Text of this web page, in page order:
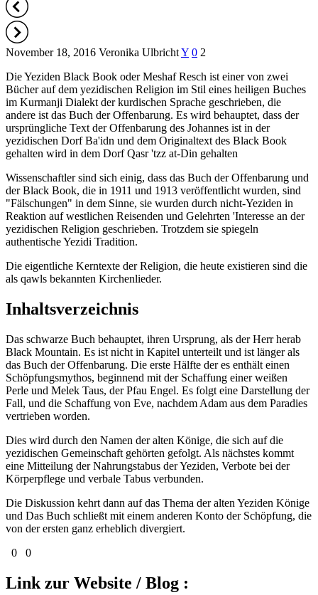
November 18, 2016 Veronika UlbrichtY 0 2
Die Yeziden Black Book oder Meshaf Resch ist einer von zwei
Bücher auf dem yezidischen Religion im Stil eines heiligen Buches
im Kurmanji Dialekt der kurdischen Sprache geschrieben, die
andere ist das Buch der Offenbarung. Es wird behauptet, dass der
ursprüngliche Text der Offenbarung des Johannes ist in der
yezidischen Dorf Ba'idn und dem Originaltext des Black Book
gehalten wird in dem Dorf Qasr 'tzz at-Din gehalten
Wissenschaftler sind sich einig, dass das Buch der Offenbarung und
der Black Book, die in 1911 und 1913 veröffentlicht wurden, sind
"Fälschungen" in dem Sinne, sie wurden durch nicht-Yeziden in
Reaktion auf westlichen Reisenden und Gelehrten 'Interesse an der
yezidischen Religion geschrieben. Trotzdem sie spiegeln
authentische Yezidi Tradition.
Die eigentliche Kerntexte der Religion, die heute existieren sind die
als qawls bekannten Kirchenlieder.
Inhaltsverzeichnis
Das schwarze Buch behauptet, ihren Ursprung, als der Herr herab
Black Mountain. Es ist nicht in Kapitel unterteilt und ist länger als
das Buch der Offenbarung. Die erste Hälfte der es enthält einen
Schöpfungsmythos, beginnend mit der Schaffung einer weißen
Perle und Melek Taus, der Pfau Engel. Es folgt eine Darstellung der
Fall, und die Schaffung von Eve, nachdem Adam aus dem Paradies
vertrieben worden.
Dies wird durch den Namen der alten Könige, die sich auf die
yezidischen Gemeinschaft gehörten gefolgt. Als nächstes kommt
eine Mitteilung der Nahrungstabus der Yeziden, Verbote bei der
Körperpflege und verbale Tabus verbunden.
Die Diskussion kehrt dann auf das Thema der alten Yeziden Könige
und Das Buch schließt mit einem anderen Konto der Schöpfung, die
von der ersten ganz erheblich divergiert.
0
0
Link zur Website / Blog :